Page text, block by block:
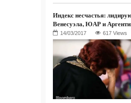
Индекс несчастья:
Венесуэла, ЮАР и
617 Views